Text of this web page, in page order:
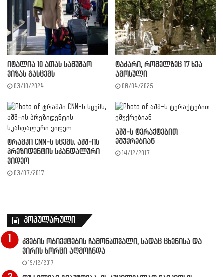
იტალია 10 ათას სამუშაო
ვიზას გასცემს
03/10/2024
ტაძარი, რომელზეც 17 ხეა
ამოსული
08/04/2025
ტრამპი CNN-ს სცემს, აშშ-ის
პრეზიდენტის სკანდალური
ვიდეო
03/07/2017
აშშ-ს ტერაქტებით
ემუქრებიან
14/12/2017
პოპულარული
კვების ობიექტების ჩამონათვალი, სადაც ცხენისა და
ვირის ხორცი აღმოჩნდა
19/12/2017